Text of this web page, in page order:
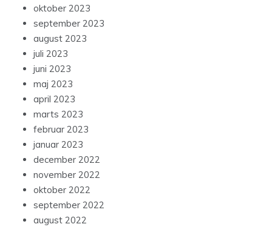
oktober 2023
september 2023
august 2023
juli 2023
juni 2023
maj 2023
april 2023
marts 2023
februar 2023
januar 2023
december 2022
november 2022
oktober 2022
september 2022
august 2022